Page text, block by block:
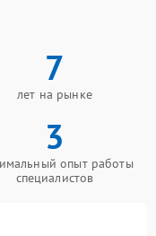
7
лет на рынке
3
опыт работы
специалистов